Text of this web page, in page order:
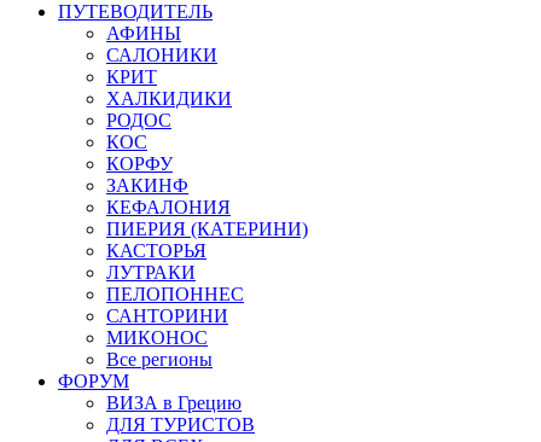
ПУТЕВОДИТЕЛЬ
АФИНЫ
САЛОНИКИ
КРИТ
ХАЛКИДИКИ
РОДОС
КОС
КОРФУ
ЗАКИНФ
КЕФАЛОНИЯ
ПИЕРИЯ (КАТЕРИНИ)
КАСТОРЬЯ
ЛУТРАКИ
ПЕЛОПОННЕС
САНТОРИНИ
МИКОНОС
Все регионы
ФОРУМ
ВИЗА в Грецию
ДЛЯ ТУРИСТОВ